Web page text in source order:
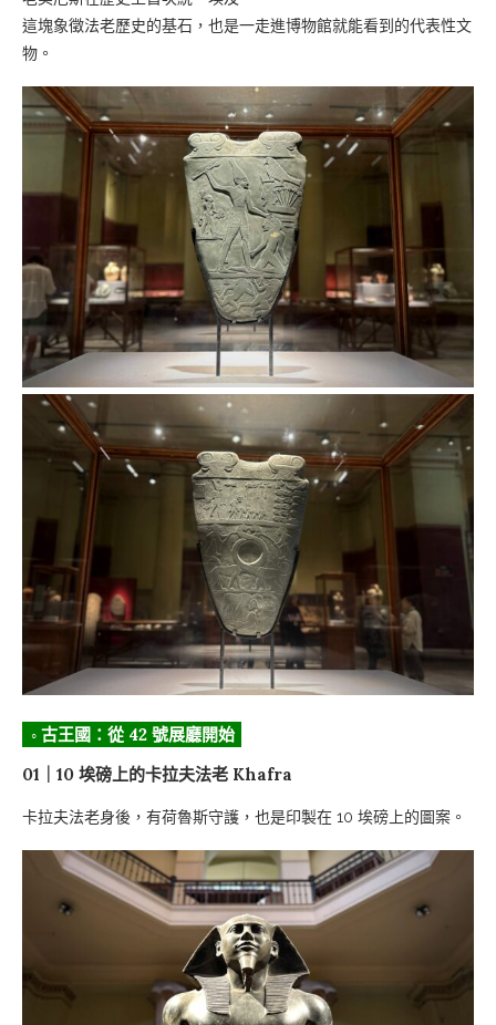
這塊象徵法老歷史的基石，也是一走進博物館就能看到的代表性文
物。
◦ 古王國：從 42 號展廳開始
01｜10 埃磅上的卡拉夫法老 Khafra
卡拉夫法老身後，有荷魯斯守護，也是印製在 10 埃磅上的圖案。